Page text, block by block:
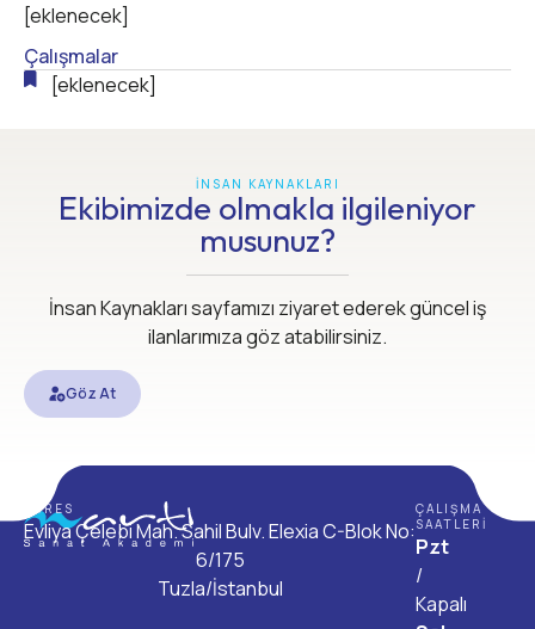
[eklenecek]
Çalışmalar
[eklenecek]
İNSAN KAYNAKLARI
Ekibimizde olmakla ilgileniyor
musunuz?
İnsan Kaynakları sayfamızı ziyaret ederek güncel iş
ilanlarımıza göz atabilirsiniz.
Göz At
ADRES
Evliya Çelebi Mah. Sahil Bulv. Elexia C-Blok No:
6/175
Tuzla/İstanbul
ÇALIŞMA
SAATLERI
Pzt
/
Kapalı